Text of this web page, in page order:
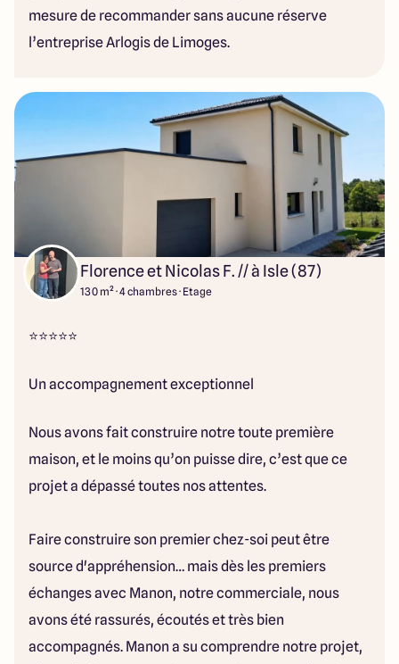
mesure de recommander sans aucune réserve
l’entreprise Arlogis de Limoges.
Florence et Nicolas F. // à Isle (87)
130 m² · 4 chambres · Etage
⭐⭐⭐⭐⭐
Un accompagnement exceptionnel
Nous avons fait construire notre toute première
maison, et le moins qu’on puisse dire, c’est que ce
projet a dépassé toutes nos attentes.
Faire construire son premier chez-soi peut être
source d'appréhension… mais dès les premiers
échanges avec Manon, notre commerciale, nous
avons été rassurés, écoutés et très bien
accompagnés. Manon a su comprendre notre projet,